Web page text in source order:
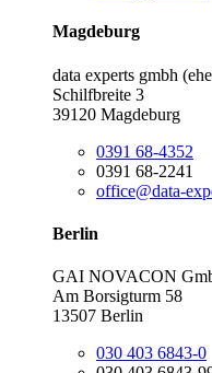
Magdeburg
data experts gmbh
Schilfbreite 3
39120 Magdeburg
0391 68-4352
0391 68-2241
office@data-
Berlin
GAI NOVACON
Am Borsigturm 58
13507 Berlin
030 403 6843-0